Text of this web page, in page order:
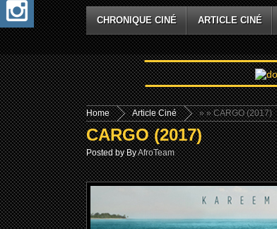
CHRONIQUE CINÉ ARTICLE CINÉ
Home »
Article Ciné » CARGO (2017)
CARGO (2017)
Posted by ByAfroTeam